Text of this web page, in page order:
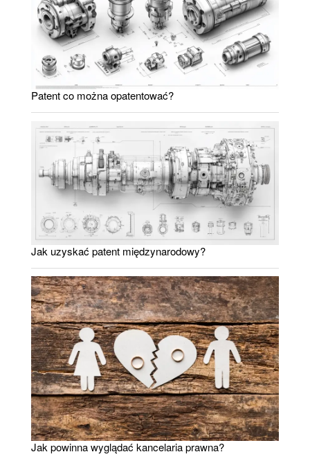
Patent co można opatentować?
Jak uzyskać patent międzynarodowy?
Jak powinna wyglądać kancelaria prawna?